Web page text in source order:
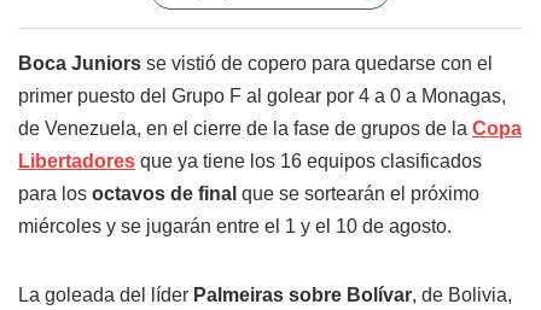
Boca Juniors se vistió de copero para quedarse con el
primer puesto del Grupo F al golear por 4 a 0 a Monagas,
de Venezuela, en el cierre de la fase de grupos de la Copa
Libertadores que ya tiene los 16 equipos clasificados
para los octavos de final que se sortearán el próximo
miércoles y se jugarán entre el 1 y el 10 de agosto.
La goleada del líder Palmeiras sobre Bolívar, de Bolivia,